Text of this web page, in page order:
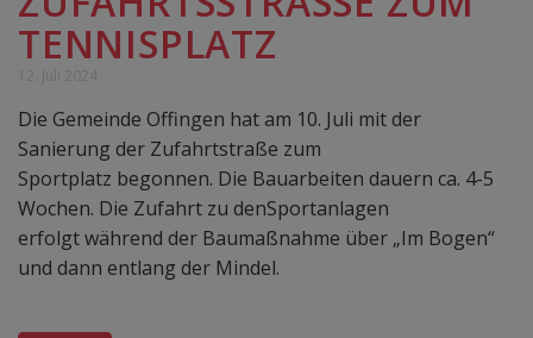
ENNISPLATZ
Die Gemeinde Offingen hat am 10. Juli mit der
Sanierung der Zufahrtstraße zum
Sportplatz begonnen. Die Bauarbeiten dauern ca. 4-5
Wochen. Die Zufahrt zu denSportanlagen
erfolgt während der Baumaßnahme über „Im Bogen“
und dann entlang der Mindel.